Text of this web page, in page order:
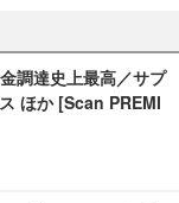
調達史上最高／サプ
ほか [Scan PREMI